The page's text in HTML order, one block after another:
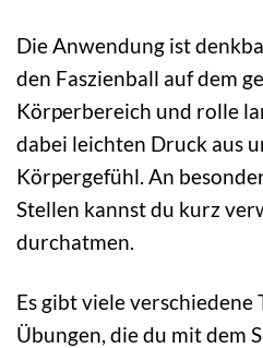
Die Anwendung ist
den Faszienball auf dem
Körperbereich und rolle
dabei leichten Druck aus
Körpergefühl. An
Stellen kannst du kurz
durchatmen.
Es gibt viele verschiedene
Übungen, die du mit dem